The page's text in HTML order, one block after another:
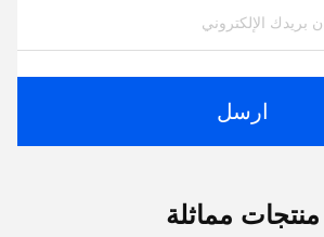
ارسل
منتجات مماثلة